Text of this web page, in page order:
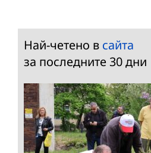
Най-четено в сайта
за последните 30 дни